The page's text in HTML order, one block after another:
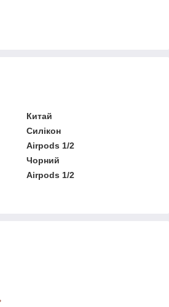
Китай
Силікон
Airpods 1/2
Чорний
Airpods 1/2